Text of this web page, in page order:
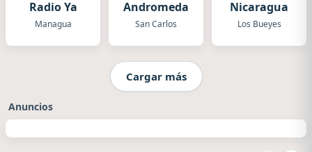
Radio Ya
Managua
Andromeda
San Carlos
Nicaragua
Los Bueyes
Cargar más
Anuncios